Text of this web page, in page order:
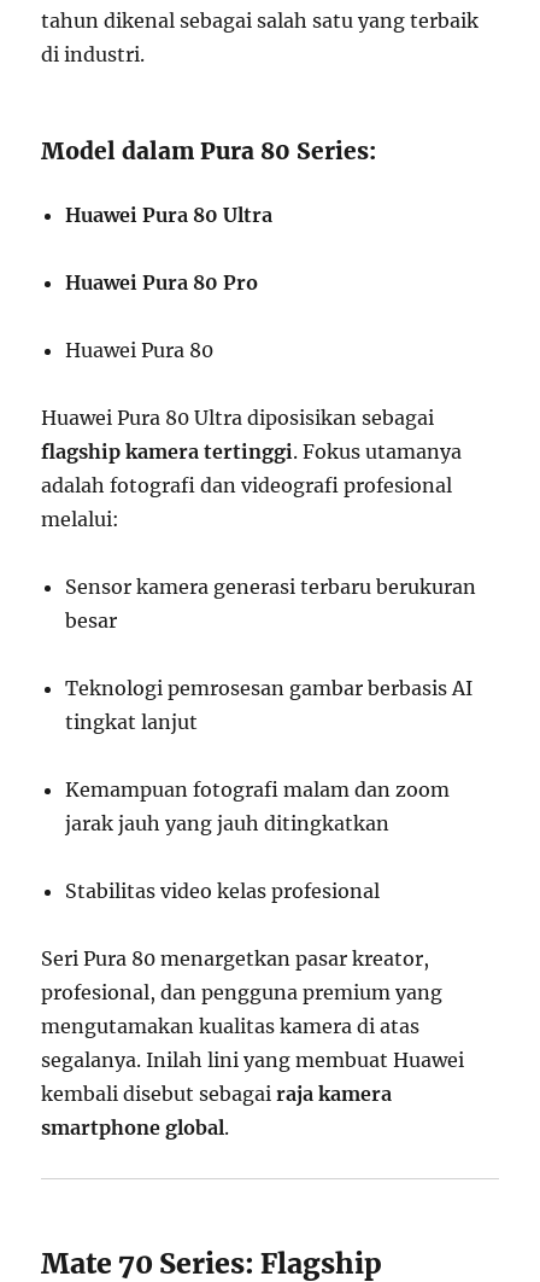
tahun dikenal sebagai salah satu yang terbaik
di industri.
Model dalam Pura 80 Series:
Huawei Pura 80 Ultra
Huawei Pura 80 Pro
Huawei Pura 80
Huawei Pura 80 Ultra diposisikan sebagai
flagship kamera tertinggi. Fokus utamanya
adalah fotografi dan videografi profesional
melalui:
Sensor kamera generasi terbaru berukuran
besar
Teknologi pemrosesan gambar berbasis AI
tingkat lanjut
Kemampuan fotografi malam dan zoom
jarak jauh yang jauh ditingkatkan
Stabilitas video kelas profesional
Seri Pura 80 menargetkan pasar kreator,
profesional, dan pengguna premium yang
mengutamakan kualitas kamera di atas
segalanya. Inilah lini yang membuat Huawei
kembali disebut sebagairaja kamera
smartphone global.
Mate 70 Series: Flagship